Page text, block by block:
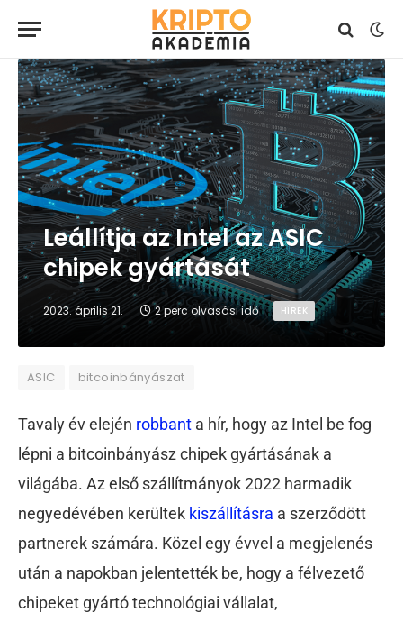
Leállítja az Intel az ASIC
chipek gyártását
2023. április 21. 2 perc olvasási idő HÍREK
ASIC bitcoinbányászat
Tavaly év elején robbant a hír, hogy az Intel be fog
lépni a bitcoinbányász chipek gyártásának a
világába. Az első szállítmányok 2022 harmadik
negyedévében kerültek kiszállításra a szerződött
partnerek számára. Közel egy évvel a megjelenés
után a napokban jelentették be, hogy a félvezető
chipeket gyártó technológiai vállalat,